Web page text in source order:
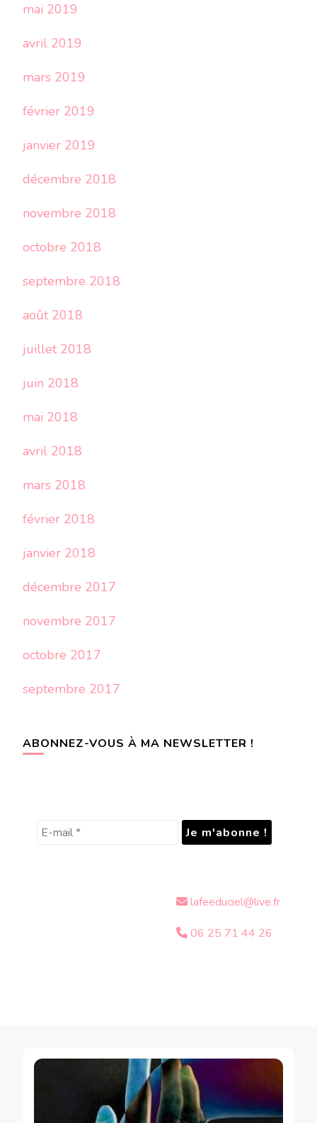
mai 2019
avril 2019
mars 2019
février 2019
janvier 2019
décembre 2018
novembre 2018
octobre 2018
septembre 2018
août 2018
juillet 2018
juin 2018
mai 2018
avril 2018
mars 2018
février 2018
janvier 2018
décembre 2017
novembre 2017
octobre 2017
septembre 2017
ABONNEZ-VOUS À MA NEWSLETTER !
lafeeduciel@live.fr
06 25 71 44 26